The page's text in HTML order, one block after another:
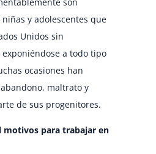
son
y adolescentes que
Unidos sin
a todo tipo
ocasiones han
maltrato y
de sus progenitores.
motivos para trabajar en